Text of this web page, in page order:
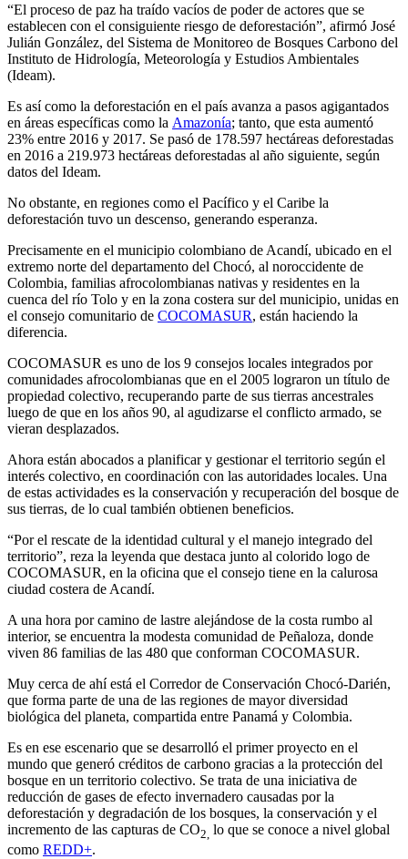
“El proceso de paz ha traído vacíos de poder de actores que se
establecen con el consiguiente riesgo de deforestación”, afirmó José
Julián González, del Sistema de Monitoreo de Bosques Carbono del
Instituto de Hidrología, Meteorología y Estudios Ambientales
(Ideam).
Es así como la deforestación en el país avanza a pasos agigantados
en áreas específicas como la Amazonía; tanto, que esta aumentó
23% entre 2016 y 2017. Se pasó de 178.597 hectáreas deforestadas
en 2016 a 219.973 hectáreas deforestadas al año siguiente, según
datos del Ideam.
No obstante, en regiones como el Pacífico y el Caribe la
deforestación tuvo un descenso, generando esperanza.
Precisamente en el municipio colombiano de Acandí, ubicado en el
extremo norte del departamento del Chocó, al noroccidente de
Colombia, familias afrocolombianas nativas y residentes en la
cuenca del río Tolo y en la zona costera sur del municipio, unidas en
el consejo comunitario de COCOMASUR, están haciendo la
diferencia.
COCOMASUR es uno de los 9 consejos locales integrados por
comunidades afrocolombianas que en el 2005 lograron un título de
propiedad colectivo, recuperando parte de sus tierras ancestrales
luego de que en los años 90, al agudizarse el conflicto armado, se
vieran desplazados.
Ahora están abocados a planificar y gestionar el territorio según el
interés colectivo, en coordinación con las autoridades locales. Una
de estas actividades es la conservación y recuperación del bosque de
sus tierras, de lo cual también obtienen beneficios.
“Por el rescate de la identidad cultural y el manejo integrado del
territorio”, reza la leyenda que destaca junto al colorido logo de
COCOMASUR, en la oficina que el consejo tiene en la calurosa
ciudad costera de Acandí.
A una hora por camino de lastre alejándose de la costa rumbo al
interior, se encuentra la modesta comunidad de Peñaloza, donde
viven 86 familias de las 480 que conforman COCOMASUR.
Muy cerca de ahí está el Corredor de Conservación Chocó-Darién,
que forma parte de una de las regiones de mayor diversidad
biológica del planeta, compartida entre Panamá y Colombia.
Es en ese escenario que se desarrolló el primer proyecto en el
mundo que generó créditos de carbono gracias a la protección del
bosque en un territorio colectivo. Se trata de una iniciativa de
reducción de gases de efecto invernadero causadas por la
deforestación y degradación de los bosques, la conservación y el
incremento de las capturas de CO2, lo que se conoce a nivel global
como REDD+.